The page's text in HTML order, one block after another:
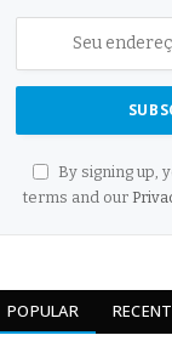
By signing up,
terms and our
POPULAR RECENT